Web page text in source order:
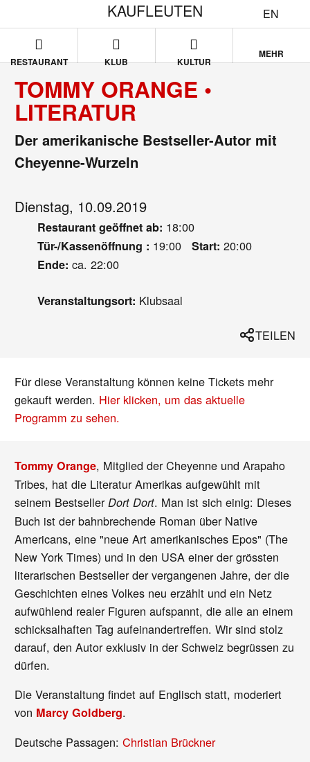
EN
KAUFLEUTEN
RESTAURANT KLUB KULTUR
MEHR
TOMMY ORANGE •
LITERATUR
Der amerikanische Bestseller-Autor mit
Cheyenne-Wurzeln
Dienstag, 10.09.2019
Restaurant geöffnet ab: 18:00
Tür-/Kassenöffnung : 19:00 Start: 20:00
Ende: ca. 22:00
Veranstaltungsort: Klubsaal
TEILEN
Für diese Veranstaltung können keine Tickets mehr
gekauft werden. Hier klicken, um das aktuelle
Programm zu sehen.
Tommy Orange, Mitglied der Cheyenne und Arapaho
Tribes, hat die Literatur Amerikas aufgewühlt mit
seinem BestsellerDort Dort. Man ist sich einig: Dieses
Buch ist der bahnbrechende Roman über Native
Americans, eine "neue Art amerikanisches Epos" (The
New York Times) und in den USA einer der grössten
literarischen Bestseller der vergangenen Jahre, der die
Geschichten eines Volkes neu erzählt und ein Netz
aufwühlend realer Figuren aufspannt, die alle an einem
schicksalhaften Tag aufeinandertreffen. Wir sind stolz
darauf, den Autor exklusiv in der Schweiz begrüssen zu
dürfen.
Die Veranstaltung findet auf Englisch statt, moderiert
von Marcy Goldberg.
Deutsche Passagen:Christian Brückner